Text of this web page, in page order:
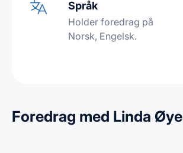
Språk
Holder foredrag på
Norsk, Engelsk.
Foredrag med Linda Øye